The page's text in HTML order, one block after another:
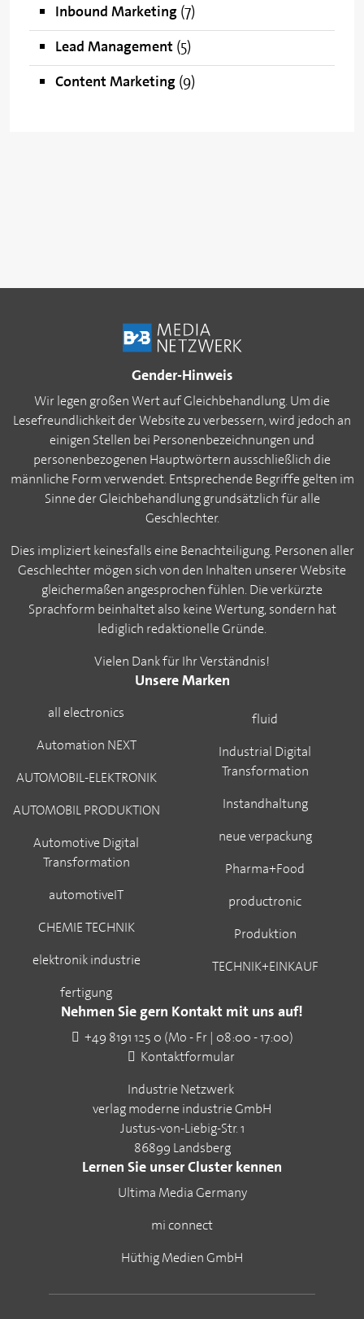
Inbound Marketing (7)
Lead Management (5)
Content Marketing (9)
Gender-Hinweis
Wir legen großen Wert auf Gleichbehandlung. Um die
Lesefreundlichkeit der Website zu verbessern, wird jedoch an
einigen Stellen bei Personenbezeichnungen und
personenbezogenen Hauptwörtern ausschließlich die
männliche Form verwendet. Entsprechende Begriffe gelten im
Sinne der Gleichbehandlung grundsätzlich für alle
Geschlechter.
Dies impliziert keinesfalls eine Benachteiligung. Personen aller
Geschlechter mögen sich von den Inhalten unserer Website
gleichermaßen angesprochen fühlen. Die verkürzte
Sprachform beinhaltet also keine Wertung, sondern hat
lediglich redaktionelle Gründe.
Vielen Dank für Ihr Verständnis!
Unsere Marken
all electronics
Automation NEXT
AUTOMOBIL-ELEKTRONIK
AUTOMOBIL PRODUKTION
Automotive Digital
Transformation
automotiveIT
CHEMIE TECHNIK
elektronik industrie
fertigung
fluid
Industrial Digital
Transformation
Instandhaltung
neue verpackung
Pharma+Food
productronic
Produktion
TECHNIK+EINKAUF
Nehmen Sie gern Kontakt mit uns auf!
+49 8191 125 0 (Mo - Fr | 08:00 - 17:00)
Kontaktformular
Industrie Netzwerk
verlag moderne industrie GmbH
Justus-von-Liebig-Str. 1
86899 Landsberg
Lernen Sie unser Cluster kennen
Ultima Media Germany
mi connect
Hüthig Medien GmbH